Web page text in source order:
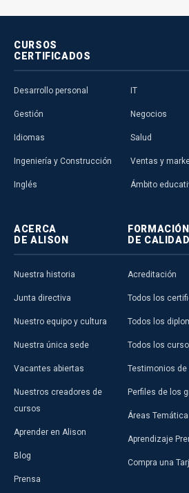
CURSOS
CERTIFICADOS
Desarrollo personal
Gestión
Idiomas
Ingeniería y Construcción
Inglés
IT
Negocios
Salud
Ventas y
Ámbito
ACERCA
DE ALISON
Nuestra historia
Junta directiva
Nuestro equipo y cultura
Nuestra única sede
Vacantes abiertas
Nuestros creadores de
cursos
Aprender en Alison
Blog
Prensa
FORMACIÓN
DE CALIDAD
Acreditación
Todos los
Todos los
Todos los
Testimonios de
Perfiles de los
Áreas
Aprendizaje
Compra una